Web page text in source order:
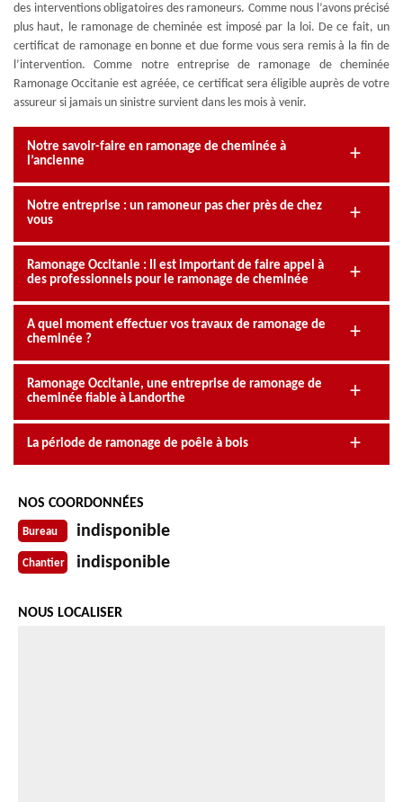
des interventions obligatoires des ramoneurs. Comme nous l’avons précisé
plus haut, le ramonage de cheminée est imposé par la loi. De ce fait, un
certificat de ramonage en bonne et due forme vous sera remis à la fin de
l’intervention. Comme notre entreprise de ramonage de cheminée
Ramonage Occitanie est agréée, ce certificat sera éligible auprès de votre
assureur si jamais un sinistre survient dans les mois à venir.
Notre savoir-faire en ramonage de cheminée à
l’ancienne
Notre entreprise : un ramoneur pas cher près de chez
vous
Ramonage Occitanie : Il est important de faire appel à
des professionnels pour le ramonage de cheminée
A quel moment effectuer vos travaux de ramonage de
cheminée ?
Ramonage Occitanie, une entreprise de ramonage de
cheminée fiable à Landorthe
La période de ramonage de poêle à bois
NOS COORDONNÉES
Bureau indisponible
Chantier indisponible
NOUS LOCALISER